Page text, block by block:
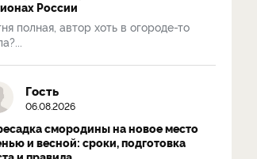
России
полная, автор хоть в огороде-то
Гость
06.08.2026
смородины на новое место
и весной: сроки, подготовка